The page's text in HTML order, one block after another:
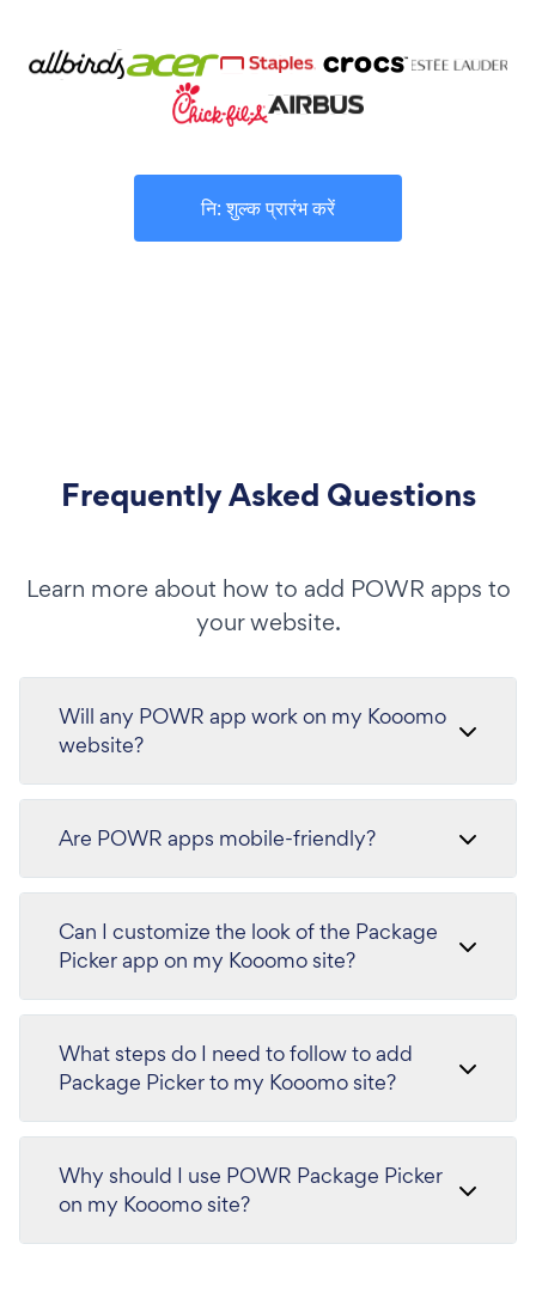
नि: शुल्क प्रारंभ करें
Frequently Asked Questions
Learn more about how to add POWR apps to
your website.
Will any POWR app work on my Kooomo
website?
Are POWR apps mobile-friendly?
Can I customize the look of the Package
Picker app on my Kooomo site?
What steps do I need to follow to add
Package Picker to my Kooomo site?
Why should I use POWR Package Picker
on my Kooomo site?